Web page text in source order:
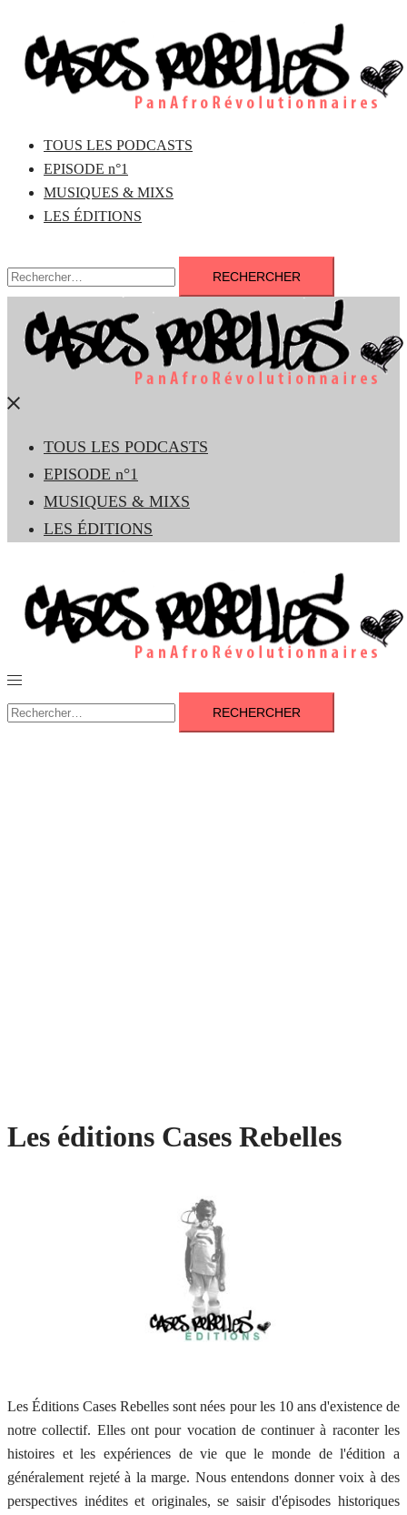
contenu
TOUS LES PODCASTS
EPISODE n°1
MUSIQUES & MIXS
LES ÉDITIONS
Rechercher :
Fermer
menu
TOUS LES PODCASTS
EPISODE n°1
MUSIQUES & MIXS
LES ÉDITIONS
Ouvrir/fermer
le
menu
Rechercher :
Les éditions Cases Rebelles
Les Éditions Cases Rebelles sont nées pour les 10 ans d'existence de
notre collectif. Elles ont pour vocation de continuer à raconter les
histoires et les expériences de vie que le monde de l'édition a
généralement rejeté à la marge. Nous entendons donner voix à des
perspectives inédites et originales, se saisir d'épisodes historiques